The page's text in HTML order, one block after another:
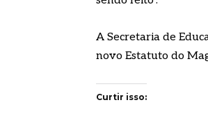
A Secretaria de
novo Estatuto do
Curtir isso: